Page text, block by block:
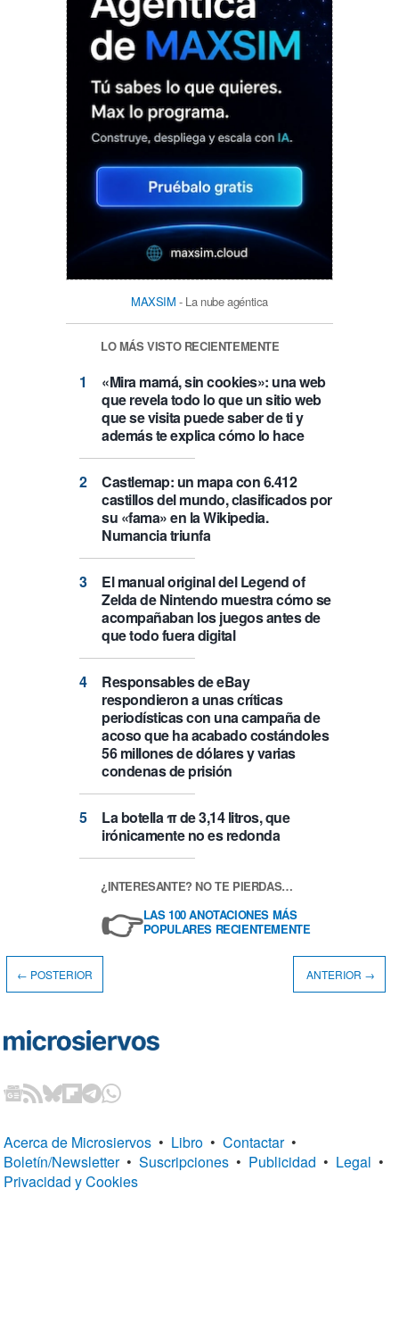
MAXSIM - La nube agéntica
LO MÁS VISTO RECIENTEMENTE
«Mira mamá, sin cookies»: una web
que revela todo lo que un sitio web
que se visita puede saber de ti y
además te explica cómo lo hace
Castlemap: un mapa con 6.412
castillos del mundo, clasificados por
su «fama» en la Wikipedia.
Numancia triunfa
El manual original del Legend of
Zelda de Nintendo muestra cómo se
acompañaban los juegos antes de
que todo fuera digital
Responsables de eBay
respondieron a unas críticas
periodísticas con una campaña de
acoso que ha acabado costándoles
56 millones de dólares y varias
condenas de prisión
La botella π de 3,14 litros, que
irónicamente no es redonda
¿INTERESANTE? NO TE PIERDAS…
👉LAS 100 ANOTACIONES MÁS
POPULARES RECIENTEMENTE
← POSTERIOR ANTERIOR →
Acerca de Microsiervos • Libro • Contactar •
Boletín/Newsletter • Suscripciones • Publicidad • Legal •
Privacidad y Cookies